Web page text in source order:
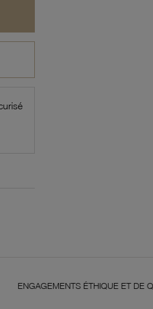
ÉTHIQUE ET DE QUALITÉ